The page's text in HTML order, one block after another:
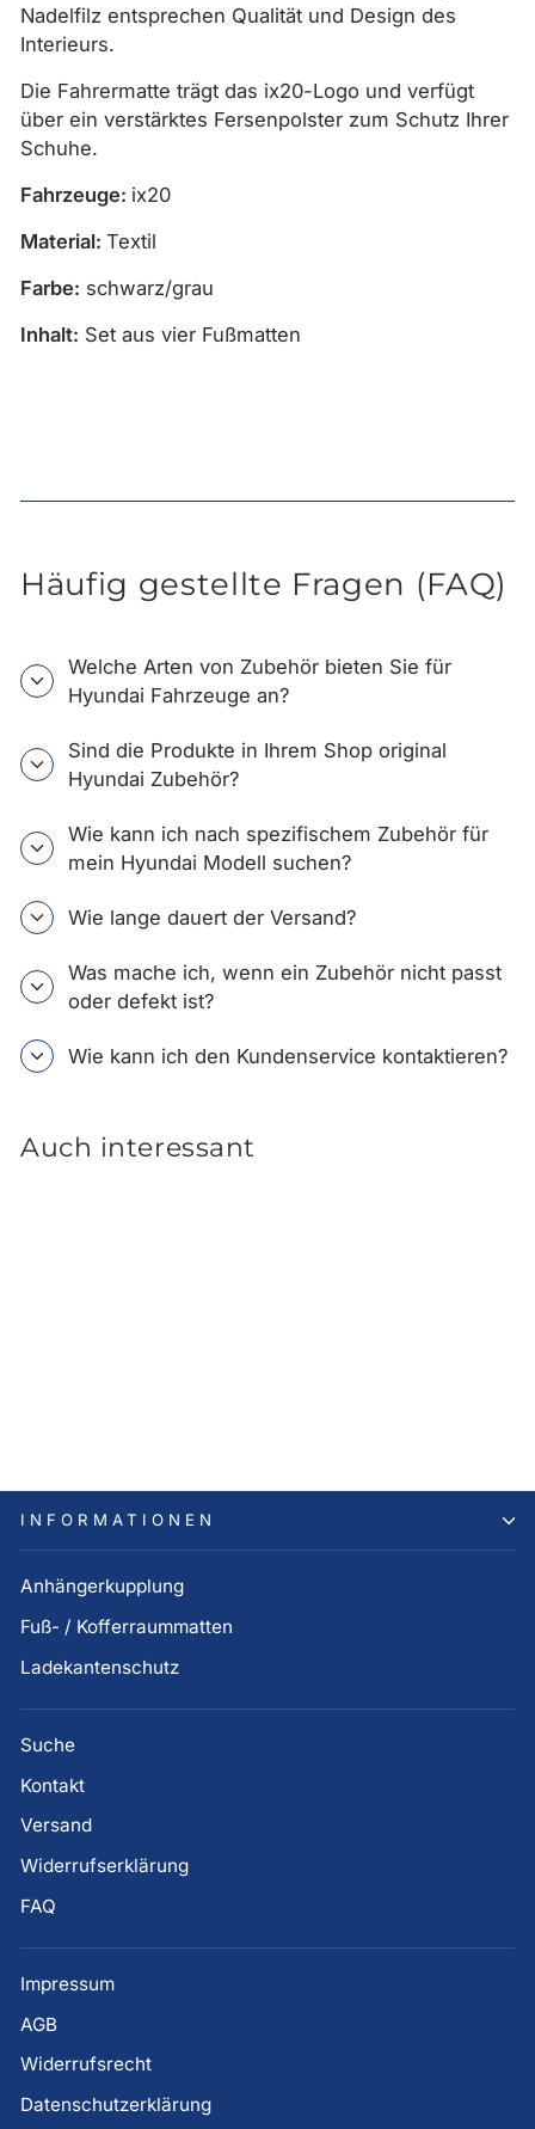
Nadelfilz entsprechen Qualität und Design des
Interieurs.
Die Fahrermatte trägt das ix20-Logo und verfügt
über ein verstärktes Fersenpolster zum Schutz Ihrer
Schuhe.
Fahrzeuge: ix20
Material: Textil
Farbe: schwarz/grau
Inhalt: Set aus vier Fußmatten
Häufig gestellte Fragen (FAQ)
Welche Arten von Zubehör bieten Sie für
Hyundai Fahrzeuge an?
Sind die Produkte in Ihrem Shop original
Hyundai Zubehör?
Wie kann ich nach spezifischem Zubehör für
mein Hyundai Modell suchen?
Wie lange dauert der Versand?
Was mache ich, wenn ein Zubehör nicht passt
oder defekt ist?
Wie kann ich den Kundenservice kontaktieren?
Auch interessant
INFORMATIONEN
Anhängerkupplung
Fuß- / Kofferraummatten
Ladekantenschutz
Suche
Kontakt
Versand
Widerrufserklärung
FAQ
Impressum
AGB
Widerrufsrecht
Datenschutzerklärung